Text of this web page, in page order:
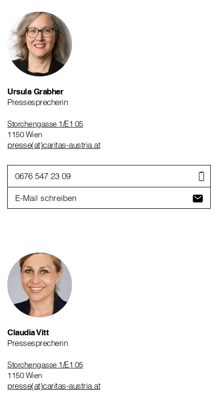
Ursula Grabher
Pressesprecherin
Storchengasse 1/E1 05
1150 Wien
presse(at)caritas-austria.at
0676 547 23 09
E-Mail schreiben
Claudia Vitt
Pressesprecherin
Storchengasse 1/E1 05
1150 Wien
presse(at)caritas-austria.at